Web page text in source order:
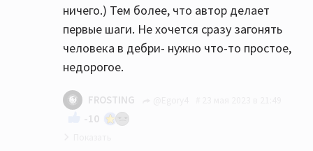
ничего.) Тем более, что автор делает
первые шаги. Не хочется сразу загонять
человека в дебри- нужно что-то простое,
недорогое.
FROSTING
-10